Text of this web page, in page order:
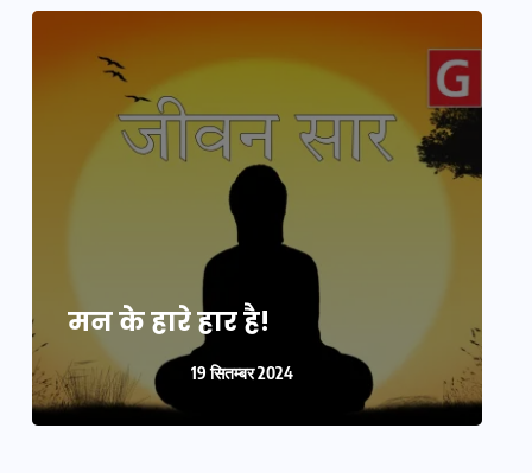
मन के हारे हार है!
19 सितम्बर 2024